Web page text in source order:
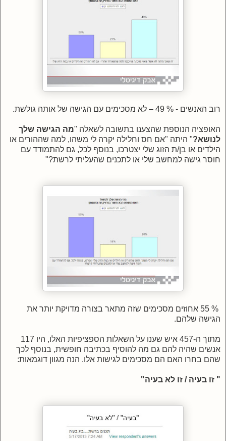
רוב האנשים - % 49 – לא מסכימים עם הגישה של אותה גולשת.
האופציה הנוספת שהצענו בתשובה לשאלה "מה הגישה שלך
לנושא?" היתה "אם חס וחלילה יקרה לי משהו, למה שההורים או
הילדים או בן/ת הזוג שלי יצטרכו, בנוסף לכל, גם להתמודד עם
חוסר גישה למחשב שלי או לתכנים שהעליתי לרשת?"
% 55 אחוזים מסכימים שזה מתאר בצורה מדויקת יותר את
הגישה שלהם.
מתוך ה-457 איש שענו על השאלות הספציפיות האלו, היו 117
אנשים שהיה להם גם מה להוסיף בכתיבה חופשית, בנוסף לכך
שהם בחרו האם הם מסכימים לגישות אלו. הנה מגוון דוגמאות:
" זו בעיה / זו לא בעיה"